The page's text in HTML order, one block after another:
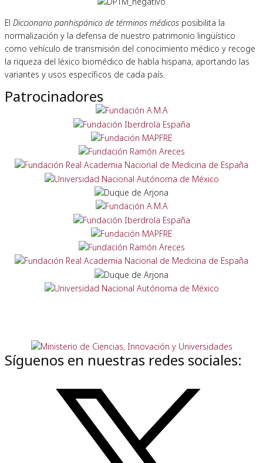
El Diccionario panhispánico de términos médicos posibilita la
normalización y la defensa de nuestro patrimonio lingüístico
como vehículo de transmisión del conocimiento médico y recoge
la riqueza del léxico biomédico de habla hispana, aportando las
variantes y usos específicos de cada país.
Patrocinadores
Síguenos en nuestras redes sociales: